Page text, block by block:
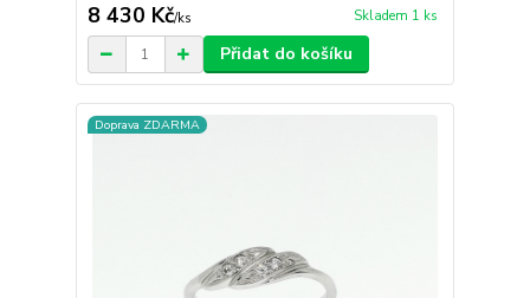
8 430 Kč/ks Skladem 1 ks
Přidat do košíku
Doprava ZDARMA